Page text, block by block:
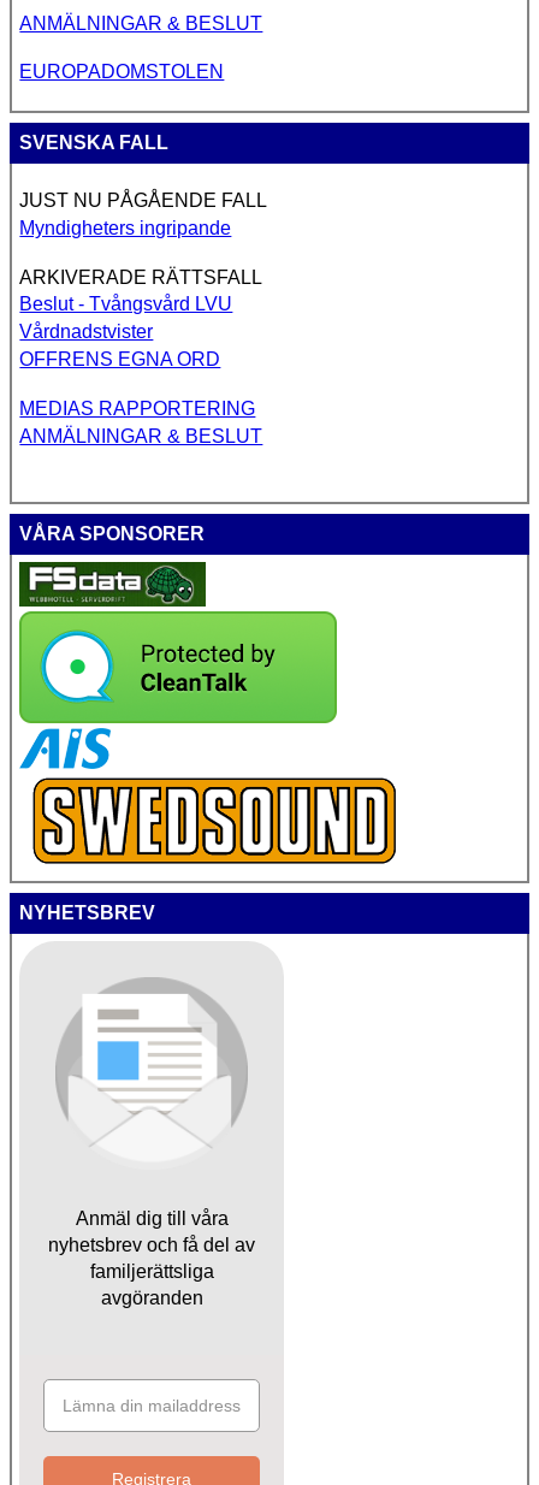
ANMÄLNINGAR & BESLUT
EUROPADOMSTOLEN
SVENSKA FALL
JUST NU PÅGÅENDE FALL
Myndigheters ingripande
ARKIVERADE RÄTTSFALL
Beslut - Tvångsvård LVU
Vårdnadstvister
OFFRENS EGNA ORD
MEDIAS RAPPORTERING
ANMÄLNINGAR & BESLUT
VÅRA SPONSORER
NYHETSBREV
Anmäl dig till våra
nyhetsbrev och få del av
familjerättsliga
avgöranden
Registrera